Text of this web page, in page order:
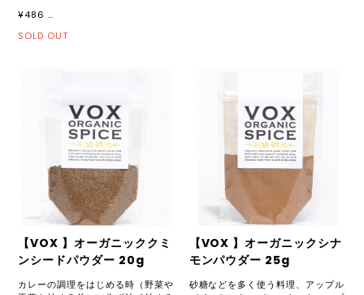
¥486 …
SOLD OUT
【VOX 】オーガニッククミ
ンシードパウダー 20g
カレーの調理をはじめる時（野菜や
【VOX 】オーガニックシナ
モンパウダー 25g
砂糖などを多く使う料理、アップル